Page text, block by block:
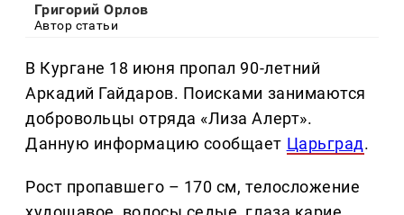
Григорий Орлов
Автор статьи
В Кургане 18 июня пропал 90-летний
Аркадий Гайдаров. Поисками занимаются
добровольцы отряда «Лиза Алерт».
Данную информацию сообщает Царьград.
Рост пропавшего – 170 см, телосложение